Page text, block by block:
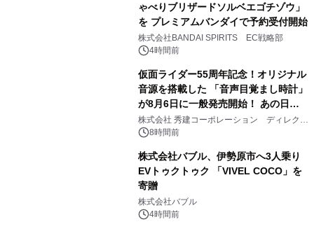
ゃべりブリザードソルベエゴチゾウ」
を プレミアムバンダイで予約受付開始
株式会社BANDAI SPIRITS EC戦略部
4時間前
仮面ライダー55周年記念！オリジナル
音源を搭載した 「音声目覚まし時計」
が8月6日に一般発売開始！ あの日の
大興奮が今甦る
株式会社 秀建コーポレーション ディレクト
アートギャラリー
8時間前
株式会社バブル、伊勢原市へ3人乗り
EVトゥクトゥク 「VIVEL COCO」を
寄贈
株式会社バブル
4時間前